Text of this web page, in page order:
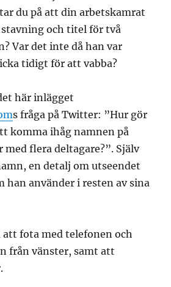
du på att din arbetskamrat
och titel för två
Var det inte då han var
tidigt för att vabba?
här inlägget
s fråga på Twitter: ”Hur gör
komma ihåg namnen på
med flera deltagare?”. Själv
en detalj om utseendet
han använder i resten av sina
att fota med telefonen och
från vänster, samt att